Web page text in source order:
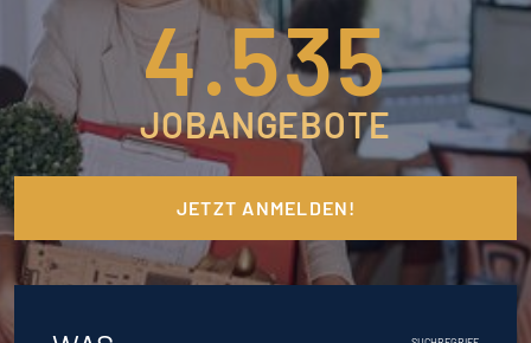
4.535
JOBANGEBOTE
JETZT ANMELDEN!